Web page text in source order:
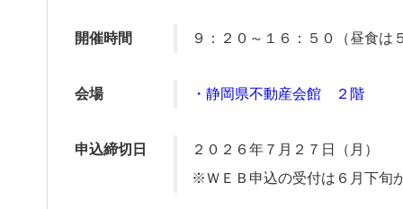
開催時間 ９：２０～１６：５０（昼食は
会場 ・静岡県不動産会館 ２階
申込締切日
２０２６年７月２７日（月）
※ＷＥＢ申込の受付は６月下旬